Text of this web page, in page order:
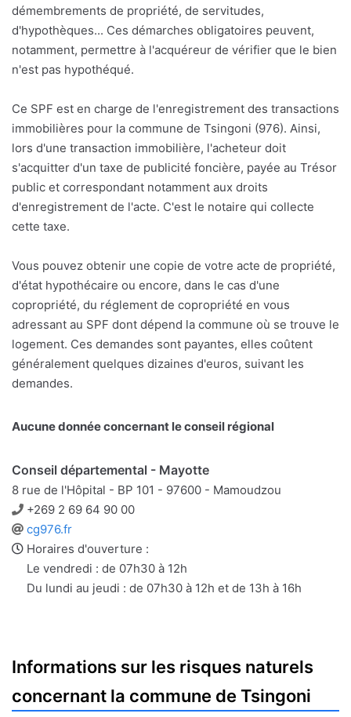
démembrements de propriété, de servitudes,
d'hypothèques... Ces démarches obligatoires peuvent,
notamment, permettre à l'acquéreur de vérifier que le bien
n'est pas hypothéqué.
Ce SPF est en charge de l'enregistrement des transactions
immobilières pour la commune de Tsingoni (976). Ainsi,
lors d'une transaction immobilière, l'acheteur doit
s'acquitter d'un taxe de publicité foncière, payée au Trésor
public et correspondant notamment aux droits
d'enregistrement de l'acte. C'est le notaire qui collecte
cette taxe.
Vous pouvez obtenir une copie de votre acte de propriété,
d'état hypothécaire ou encore, dans le cas d'une
copropriété, du réglement de copropriété en vous
adressant au SPF dont dépend la commune où se trouve le
logement. Ces demandes sont payantes, elles coûtent
généralement quelques dizaines d'euros, suivant les
demandes.
Aucune donnée concernant le conseil régional
Conseil départemental - Mayotte
8 rue de l'Hôpital - BP 101 - 97600 - Mamoudzou
Téléphone
+269 2 69 64 90 00
Site
web
cg976.fr
Horaires d'ouverture :
Le vendredi : de 07h30 à 12h
Du lundi au jeudi : de 07h30 à 12h et de 13h à 16h
Informations sur les risques naturels
concernant la commune de Tsingoni